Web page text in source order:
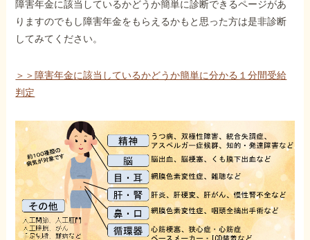
障害年金に該当しているかどうか簡単に診断できるページがあ
りますのでもし障害年金をもらえるかもと思った方は是非診断
してみてください。
＞＞障害年金に該当しているかどうか簡単に分かる１分間受給
判定